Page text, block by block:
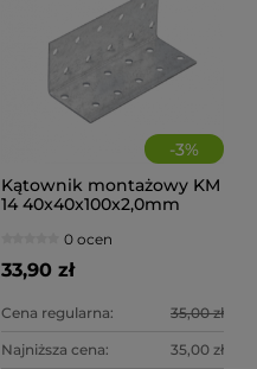
-3%
Kątownik montażowy KM
14 40x40x100x2,0mm
0 ocen
33,90 zł
Cena regularna: 35,00 zł
Najniższa cena: 35,00 zł